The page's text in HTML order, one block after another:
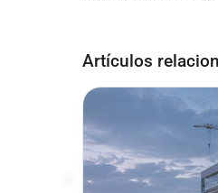
Artículos